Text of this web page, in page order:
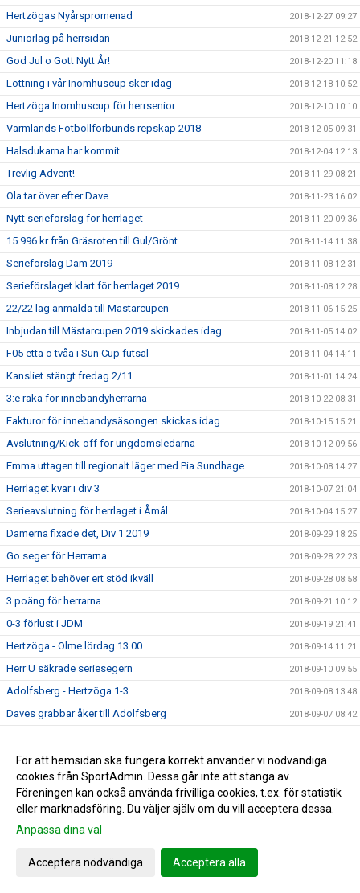
Hertzögas Nyårspromenad 2018-12-27 09:27
Juniorlag på herrsidan 2018-12-21 12:52
God Jul o Gott Nytt År! 2018-12-20 11:18
Lottning i vår Inomhuscup sker idag 2018-12-18 10:52
Hertzöga Inomhuscup för herrsenior 2018-12-10 10:10
Värmlands Fotbollförbunds repskap 2018 2018-12-05 09:31
Halsdukarna har kommit 2018-12-04 12:13
Trevlig Advent! 2018-11-29 08:21
Ola tar över efter Dave 2018-11-23 16:02
Nytt serieförslag för herrlaget 2018-11-20 09:36
15 996 kr från Gräsroten till Gul/Grönt 2018-11-14 11:38
Serieförslag Dam 2019 2018-11-08 12:31
Serieförslaget klart för herrlaget 2019 2018-11-08 12:28
22/22 lag anmälda till Mästarcupen 2018-11-06 15:25
Inbjudan till Mästarcupen 2019 skickades idag 2018-11-05 14:02
F05 etta o tvåa i Sun Cup futsal 2018-11-04 14:11
Kansliet stängt fredag 2/11 2018-11-01 14:24
3:e raka för innebandyherrarna 2018-10-22 08:31
Fakturor för innebandysäsongen skickas idag 2018-10-15 15:21
Avslutning/Kick-off för ungdomsledarna 2018-10-12 09:56
Emma uttagen till regionalt läger med Pia Sundhage 2018-10-08 14:27
Herrlaget kvar i div 3 2018-10-07 21:04
Serieavslutning för herrlaget i Åmål 2018-10-04 15:27
Damerna fixade det, Div 1 2019 2018-09-29 18:25
Go seger för Herrarna 2018-09-28 22:23
Herrlaget behöver ert stöd ikväll 2018-09-28 08:58
3 poäng för herrarna 2018-09-21 10:12
0-3 förlust i JDM 2018-09-19 21:41
Hertzöga - Ölme lördag 13.00 2018-09-14 11:21
Herr U säkrade seriesegern 2018-09-10 09:55
Adolfsberg - Hertzöga 1-3 2018-09-08 13:48
Daves grabbar åker till Adolfsberg 2018-09-07 08:42
Ödesmatch för herrlaget 2018-08-31 12:48
Pontus Johansson och Maria Busk inspirerar 2018-08-28 12:22
Utlottade priser från Målkronan 2018-08-20 08:33
Tung förlust för herrlaget mot FF
Seger 2-1 mot Bosna 92
För att hemsidan ska fungera korrekt använder vi nödvändiga
cookies från SportAdmin. Dessa går inte att stänga av.
Föreningen kan också använda frivilliga cookies, t.ex. för statistik
eller marknadsföring. Du väljer själv om du vill acceptera dessa.
Anpassa dina val
Acceptera nödvändiga Acceptera alla